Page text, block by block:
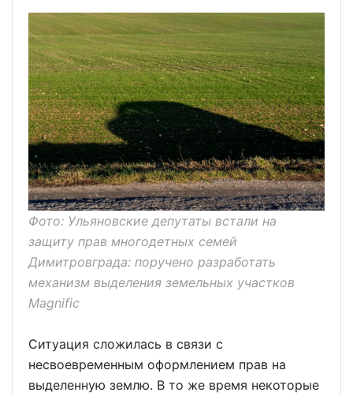
Фото: Ульяновские депутаты встали на
защиту прав многодетных семей
Димитровграда: поручено разработать
механизм выделения земельных участков
Magnific
Ситуация сложилась в связи с
несвоевременным оформлением прав на
выделенную землю. В то же время некоторые